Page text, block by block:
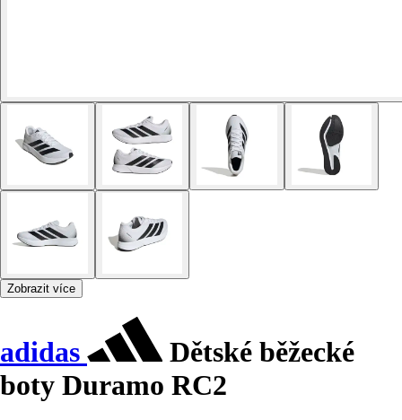
Zobrazit více
adidas
Dětské běžecké
boty Duramo RC2